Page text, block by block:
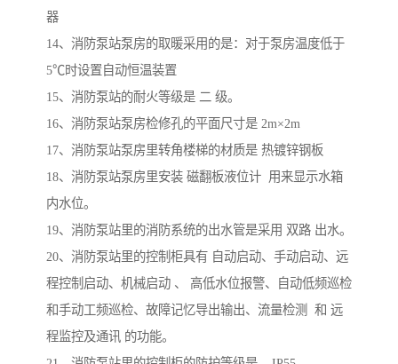
器
14、消防泵站泵房的取暖采用的是：对于泵房温度低于
5℃时设置自动恒温装置
15、消防泵站的耐火等级是 二 级。
16、消防泵站泵房检修孔的平面尺寸是 2m×2m
17、消防泵站泵房里转角楼梯的材质是 热镀锌钢板
18、消防泵站泵房里安装 磁翻板液位计 用来显示水箱
内水位。
19、消防泵站里的消防系统的出水管是采用 双路 出水。
20、消防泵站里的控制柜具有 自动启动、手动启动、远
程控制启动、机械启动 、 高低水位报警、自动低频巡检
和手动工频巡检、故障记忆导出输出、流量检测 和 远
程监控及通讯 的功能。